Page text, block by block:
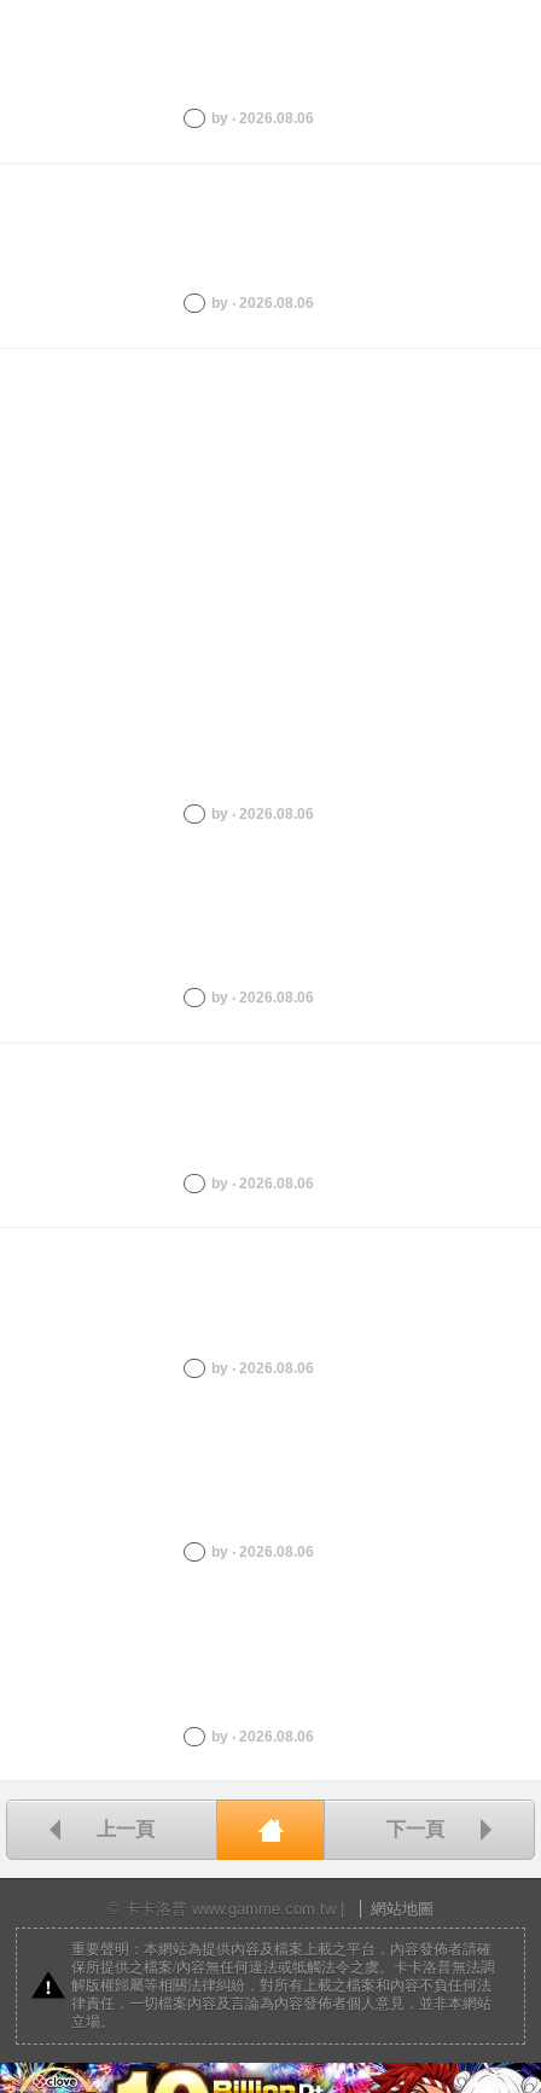
by ‧ 2026.08.06
by ‧ 2026.08.06
by ‧ 2026.08.06
by ‧ 2026.08.06
by ‧ 2026.08.06
by ‧ 2026.08.06
by ‧ 2026.08.06
by ‧ 2026.08.06
上一頁 回首頁
下一頁
© 卡卡洛普 www.gamme.com.tw | 網站地圖
重要聲明：本網站為提供內容及檔案上載之平台，內容發佈者請確
保所提供之檔案/內容無任何違法或牴觸法令之虞。卡卡洛普無法調
解版權歸屬等相關法律糾紛，對所有上載之檔案和內容不負任何法
律責任，一切檔案內容及言論為內容發佈者個人意見，並非本網站
立場。